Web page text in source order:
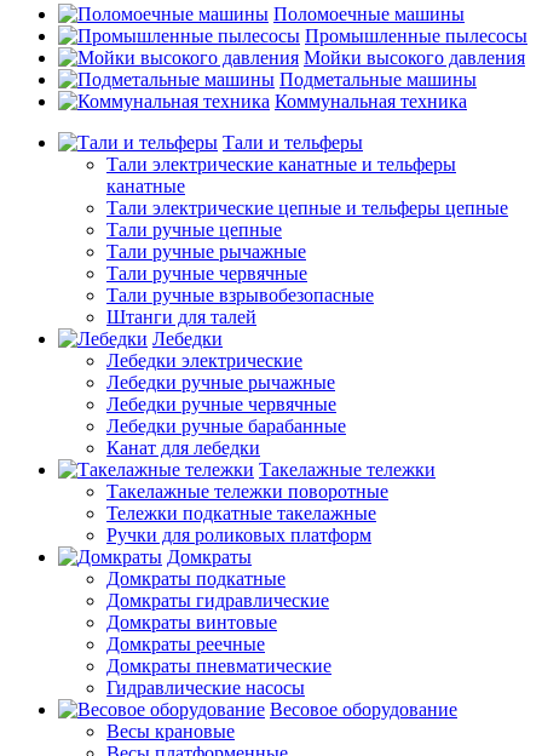
Поломоечные машины
Промышленные пылесосы
Мойки высокого давления
Подметальные машины
Коммунальная техника
Тали и тельферы
Тали электрические канатные и тельферы
канатные
Тали электрические цепные и тельферы цепные
Тали ручные цепные
Тали ручные рычажные
Тали ручные червячные
Тали ручные взрывобезопасные
Штанги для талей
Лебедки
Лебедки электрические
Лебедки ручные рычажные
Лебедки ручные червячные
Лебедки ручные барабанные
Канат для лебедки
Такелажные тележки
Такелажные тележки поворотные
Тележки подкатные такелажные
Ручки для роликовых платформ
Домкраты
Домкраты подкатные
Домкраты гидравлические
Домкраты винтовые
Домкраты реечные
Домкраты пневматические
Гидравлические насосы
Весовое оборудование
Весы крановые